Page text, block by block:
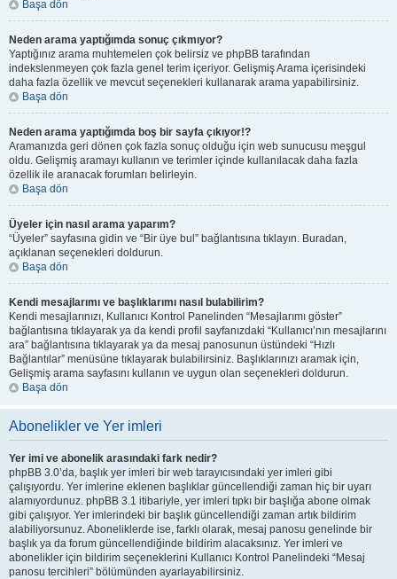
Başa dön
Neden arama yaptığımda sonuç çıkmıyor?
Yaptığınız arama muhtemelen çok belirsiz ve phpBB tarafından
indekslenmeyen çok fazla genel terim içeriyor. Gelişmiş Arama içerisindeki
daha fazla özellik ve mevcut seçenekleri kullanarak arama yapabilirsiniz.
Başa dön
Neden arama yaptığımda boş bir sayfa çıkıyor!?
Aramanızda geri dönen çok fazla sonuç olduğu için web sunucusu meşgul
oldu. Gelişmiş aramayı kullanın ve terimler içinde kullanılacak daha fazla
özellik ile aranacak forumları belirleyin.
Başa dön
Üyeler için nasıl arama yaparım?
“Üyeler” sayfasına gidin ve “Bir üye bul” bağlantısına tıklayın. Buradan,
açıklanan seçenekleri doldurun.
Başa dön
Kendi mesajlarımı ve başlıklarımı nasıl bulabilirim?
Kendi mesajlarınızı, Kullanıcı Kontrol Panelinden “Mesajlarımı göster”
bağlantısına tıklayarak ya da kendi profil sayfanızdaki “Kullanıcı’nın mesajlarını
ara” bağlantısına tıklayarak ya da mesaj panosunun üstündeki “Hızlı
Bağlantılar” menüsüne tıklayarak bulabilirsiniz. Başlıklarınızı aramak için,
Gelişmiş arama sayfasını kullanın ve uygun olan seçenekleri doldurun.
Başa dön
Abonelikler ve Yer imleri
Yer imi ve abonelik arasındaki fark nedir?
phpBB 3.0’da, başlık yer imleri bir web tarayıcısındaki yer imleri gibi
çalışıyordu. Yer imlerine eklenen başlıklar güncellendiği zaman hiç bir uyarı
alamıyordunuz. phpBB 3.1 itibariyle, yer imleri tıpkı bir başlığa abone olmak
gibi çalışıyor. Yer imlerindeki bir başlık güncellendiği zaman artık bildirim
alabiliyorsunuz. Aboneliklerde ise, farklı olarak, mesaj panosu genelinde bir
başlık ya da forum güncellendiğinde bildirim alacaksınız. Yer imleri ve
abonelikler için bildirim seçeneklerini Kullanıcı Kontrol Panelindeki “Mesaj
panosu tercihleri” bölümünden ayarlayabilirsiniz.